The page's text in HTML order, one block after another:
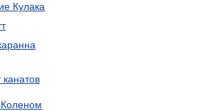
Кулака